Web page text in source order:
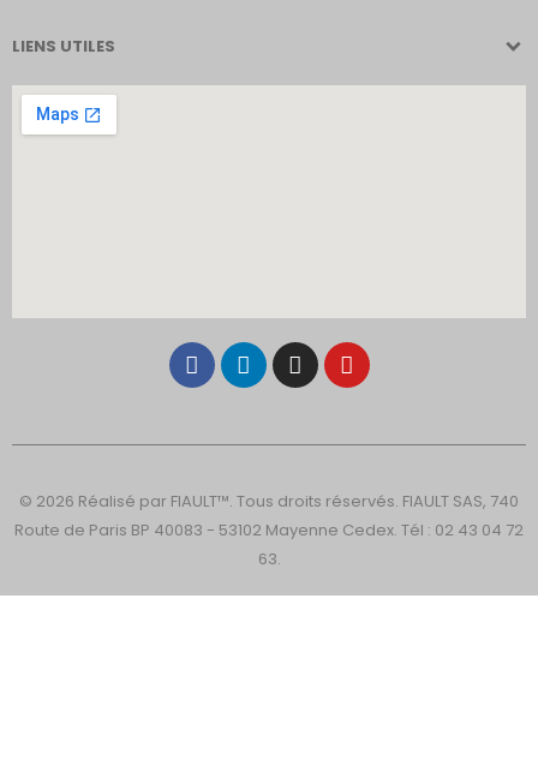
LIENS UTILES
© 2026 Réalisé par FIAULT™. Tous droits réservés. FIAULT SAS, 740
Route de Paris BP 40083 - 53102 Mayenne Cedex. Tél : 02 43 04 72
63.